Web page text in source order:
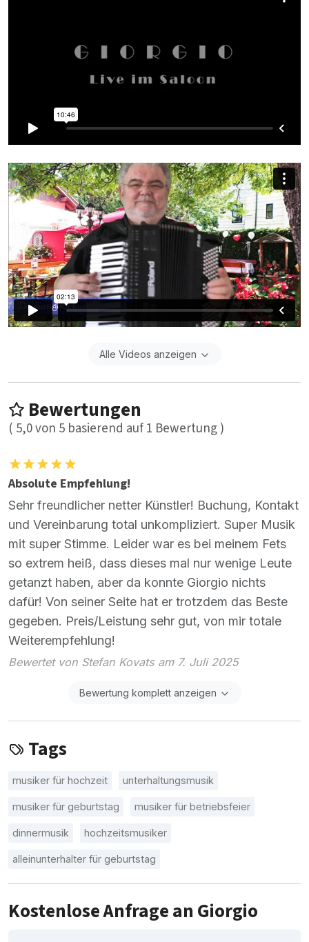
Alle Videos anzeigen
Bewertungen
( 5,0von 5 basierend auf1 Bewertung )
Absolute Empfehlung!
Sehr freundlicher netter Künstler! Buchung, Kontakt
und Vereinbarung total unkompliziert. Super Musik
mit super Stimme. Leider war es bei meinem Fets
so extrem heiß, dass dieses mal nur wenige Leute
getanzt haben, aber da konnte Giorgio nichts
dafür! Von seiner Seite hat er trotzdem das Beste
gegeben. Preis/Leistung sehr gut, von mir totale
Weiterempfehlung!
Bewertet von Stefan Kovats am 7. Juli 2025
Bewertung komplett anzeigen
Tags
musiker für hochzeit unterhaltungsmusik
musiker für geburtstag musiker für betriebsfeier
dinnermusik hochzeitsmusiker
alleinunterhalter für geburtstag
Kostenlose Anfrage an Giorgio